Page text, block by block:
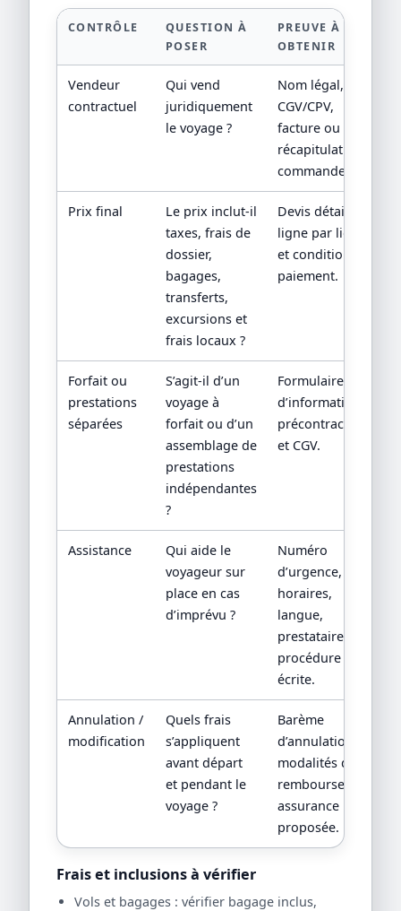
CONTRÔLE
QUESTION À
POSER
PREUVE À
OBTENIR
Vendeur
contractuel
Qui vend
juridiquement
le voyage ?
Nom légal,
CGV/CPV,
facture ou
récapitulatif de
commande.
Prix final
Le prix inclut-il
taxes, frais de
dossier,
bagages,
transferts,
excursions et
frais locaux ?
Devis détaillé
ligne par ligne
et conditions de
paiement.
Forfait ou
prestations
séparées
S’agit-il d’un
voyage à
forfait ou d’un
assemblage de
prestations
indépendantes
?
Formulaire
d’information
précontractuelle
et CGV.
Assistance
Qui aide le
voyageur sur
place en cas
d’imprévu ?
Numéro
d’urgence,
horaires,
langue,
prestataire local,
procédure
écrite.
Annulation /
modification
Quels frais
s’appliquent
avant départ
et pendant le
voyage ?
Barème
d’annulation,
modalités de
remboursement,
assurance
proposée.
Frais et inclusions à vérifier
Vols et bagages : vérifier bagage inclus,